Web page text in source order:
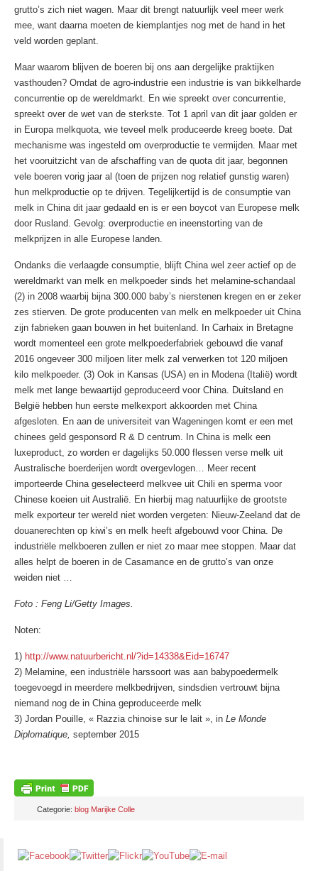
grutto’s zich niet wagen. Maar dit brengt natuurlijk veel meer werk
mee, want daarna moeten de kiemplantjes nog met de hand in het
veld worden geplant.
Maar waarom blijven de boeren bij ons aan dergelijke praktijken
vasthouden? Omdat de agro-industrie een industrie is van bikkelharde
concurrentie op de wereldmarkt. En wie spreekt over concurrentie,
spreekt over de wet van de sterkste. Tot 1 april van dit jaar golden er
in Europa melkquota, wie teveel melk produceerde kreeg boete. Dat
mechanisme was ingesteld om overproductie te vermijden. Maar met
het vooruitzicht van de afschaffing van de quota dit jaar, begonnen
vele boeren vorig jaar al (toen de prijzen nog relatief gunstig waren)
hun melkproductie op te drijven. Tegelijkertijd is de consumptie van
melk in China dit jaar gedaald en is er een boycot van Europese melk
door Rusland. Gevolg: overproductie en ineenstorting van de
melkprijzen in alle Europese landen.
Ondanks die verlaagde consumptie, blijft China wel zeer actief op de
wereldmarkt van melk en melkpoeder sinds het melamine-schandaal
(2) in 2008 waarbij bijna 300.000 baby’s nierstenen kregen en er zeker
zes stierven. De grote producenten van melk en melkpoeder uit China
zijn fabrieken gaan bouwen in het buitenland. In Carhaix in Bretagne
wordt momenteel een grote melkpoederfabriek gebouwd die vanaf
2016 ongeveer 300 miljoen liter melk zal verwerken tot 120 miljoen
kilo melkpoeder. (3) Ook in Kansas (USA) en in Modena (Italië) wordt
melk met lange bewaartijd geproduceerd voor China. Duitsland en
België hebben hun eerste melkexport akkoorden met China
afgesloten. En aan de universiteit van Wageningen komt er een met
chinees geld gesponsord R & D centrum. In China is melk een
luxeproduct, zo worden er dagelijks 50.000 flessen verse melk uit
Australische boerderijen wordt overgevlogen… Meer recent
importeerde China geselecteerd melkvee uit Chili en sperma voor
Chinese koeien uit Australië. En hierbij mag natuurlijke de grootste
melk exporteur ter wereld niet worden vergeten: Nieuw-Zeeland dat de
douanerechten op kiwi’s en melk heeft afgebouwd voor China. De
industriële melkboeren zullen er niet zo maar mee stoppen. Maar dat
alles helpt de boeren in de Casamance en de grutto’s van onze
weiden niet …
Foto : Feng Li/Getty Images.
Noten:
1) http://www.natuurbericht.nl/?id=14338&Eid=16747
2) Melamine, een industriële harssoort was aan babypoedermelk
toegevoegd in meerdere melkbedrijven, sindsdien vertrouwt bijna
niemand nog de in China geproduceerde melk
3) Jordan Pouille, « Razzia chinoise sur le lait », in Le Monde
Diplomatique, september 2015
Categorie: blog Marijke Colle